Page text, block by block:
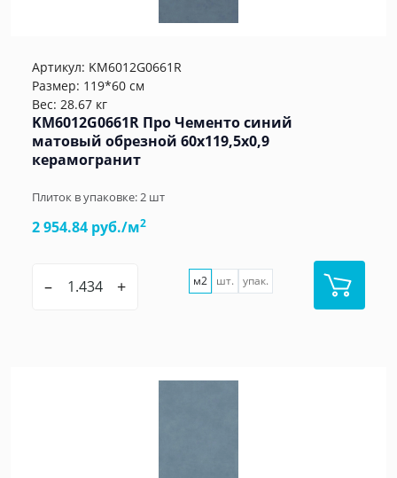
Артикул: KM6012G0661R
Размер: 119*60 см
Вес: 28.67 кг
KM6012G0661R Про Чементо синий
матовый обрезной 60х119,5x0,9
керамогранит
Плиток в упаковке:2 шт
2 954.84 руб./м2
– + м2 шт. упак.